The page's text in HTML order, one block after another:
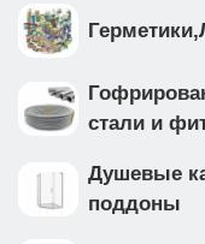
стали и
Душевые
поддоны